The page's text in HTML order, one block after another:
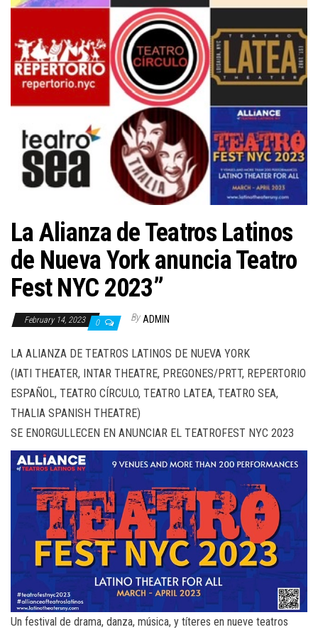
La Alianza de Teatros Latinos
de Nueva York anuncia Teatro
Fest NYC 2023”
February 14, 2023 0 By ADMIN
LA ALIANZA DE TEATROS LATINOS DE NUEVA YORK
(IATI THEATER, INTAR THEATRE, PREGONES/PRTT, REPERTORIO
ESPAÑOL, TEATRO CÍRCULO, TEATRO LATEA, TEATRO SEA,
THALIA SPANISH THEATRE)
SE ENORGULLECEN EN ANUNCIAR EL TEATROFEST NYC 2023
Un festival de drama, danza, música, y títeres en nueve teatros